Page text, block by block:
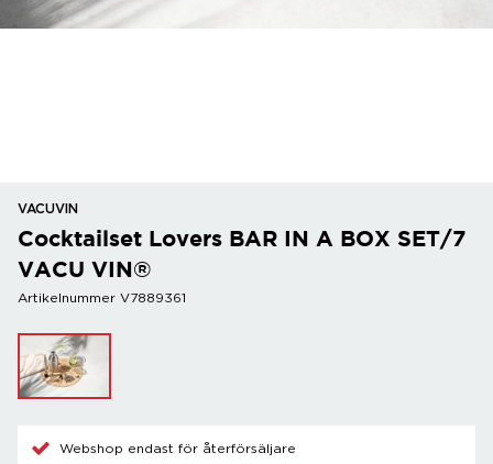
VACUVIN
Cocktailset Lovers BAR IN A BOX SET/7
VACU VIN®
Artikelnummer V7889361
Webshop endast för återförsäljare